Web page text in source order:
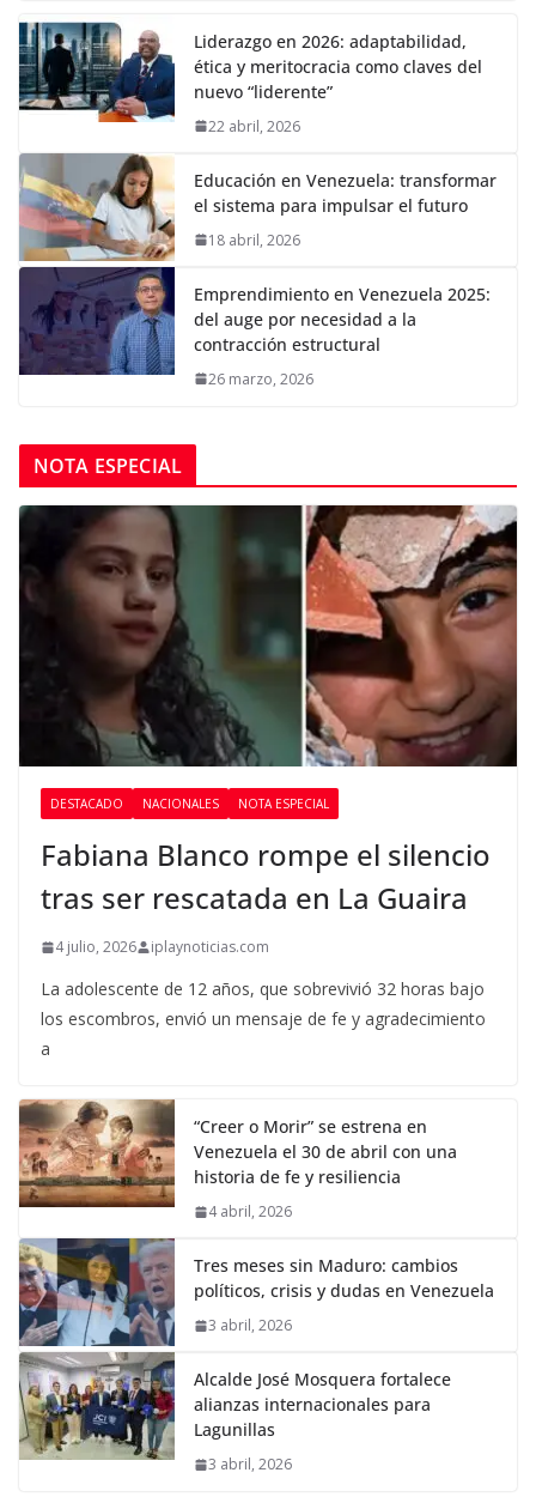
Liderazgo en 2026: adaptabilidad,
ética y meritocracia como claves del
nuevo “liderente”
22 abril, 2026
Educación en Venezuela: transformar
el sistema para impulsar el futuro
18 abril, 2026
Emprendimiento en Venezuela 2025:
del auge por necesidad a la
contracción estructural
26 marzo, 2026
NOTA ESPECIAL
DESTACADO NACIONALES NOTA ESPECIAL
Fabiana Blanco rompe el silencio
tras ser rescatada en La Guaira
4 julio, 2026 iplaynoticias.com
La adolescente de 12 años, que sobrevivió 32 horas bajo
los escombros, envió un mensaje de fe y agradecimiento
a
“Creer o Morir” se estrena en
Venezuela el 30 de abril con una
historia de fe y resiliencia
4 abril, 2026
Tres meses sin Maduro: cambios
políticos, crisis y dudas en Venezuela
3 abril, 2026
Alcalde José Mosquera fortalece
alianzas internacionales para
Lagunillas
3 abril, 2026